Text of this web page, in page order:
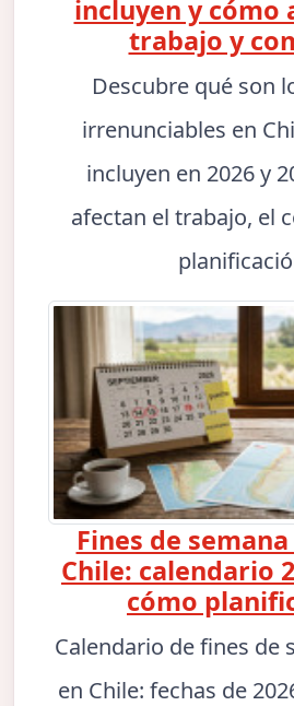
incluyen y cómo
trabajo y
Descubre qué son
irrenunciables en
incluyen en 2026 y
afectan el trabajo, el
Fines de
Chile: calendario
cómo
Calendario de fines de
en Chile: fechas de